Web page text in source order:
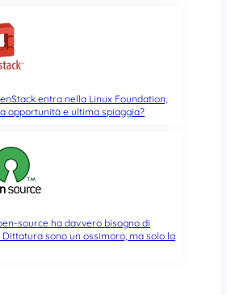
entra nella Linux Foundation,
opportunità e ultima spiaggia?
source ha davvero bisogno di
sono un ossimoro, ma solo la